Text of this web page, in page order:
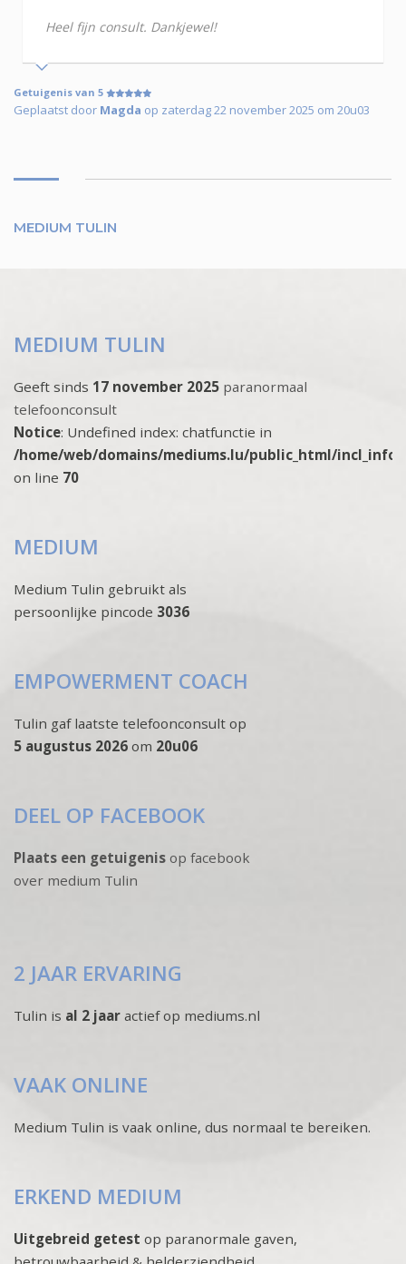
Heel fijn consult. Dankjewel!
Getuigenis van 5
Geplaatst door Magda op zaterdag 22 november 2025 om 20u03
MEDIUM TULIN
MEDIUM TULIN
Geeft sinds 17 november 2025 paranormaal
telefoonconsult
Notice: Undefined index: chatfunctie in
/home/web/domains/mediums.lu/public_html/
on line 70
MEDIUM
Medium Tulin gebruikt als
persoonlijke pincode 3036
EMPOWERMENT COACH
Tulin gaf laatste telefoonconsult op
5 augustus 2026 om 20u06
DEEL OP FACEBOOK
Plaats een getuigenis op facebook
over medium Tulin
2 JAAR ERVARING
Tulin is al 2 jaar actief op mediums.nl
VAAK ONLINE
Medium Tulin is vaak online, dus normaal te bereiken.
ERKEND MEDIUM
Uitgebreid getest op paranormale gaven,